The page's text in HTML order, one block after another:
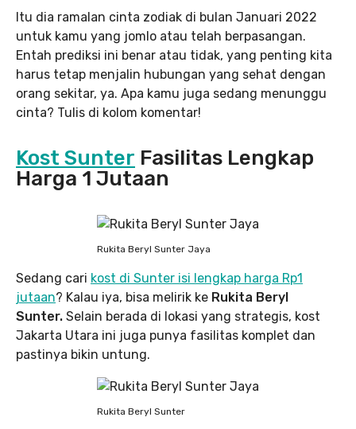
Itu dia ramalan cinta zodiak di bulan Januari 2022
untuk kamu yang jomlo atau telah berpasangan.
Entah prediksi ini benar atau tidak, yang penting kita
harus tetap menjalin hubungan yang sehat dengan
orang sekitar, ya. Apa kamu juga sedang menunggu
cinta? Tulis di kolom komentar!
Kost Sunter Fasilitas Lengkap
Harga 1 Jutaan
Rukita Beryl Sunter Jaya
Sedang cari kost di Sunter isi lengkap harga Rp1
jutaan? Kalau iya, bisa melirik ke Rukita Beryl
Sunter. Selain berada di lokasi yang strategis, kost
Jakarta Utara ini juga punya fasilitas komplet dan
pastinya bikin untung.
Rukita Beryl Sunter